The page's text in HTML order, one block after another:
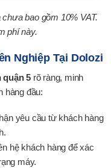
bao gồm 10% VAT.
phí này.
Nghiệp Tại Dolozi
quận 5 rõ ràng, minh
hàng đầu:
yêu cầu từ khách hàng
hệ khách hàng để xác
máy.